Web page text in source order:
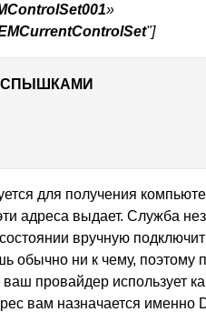
»
"]
для получения
адреса выдает. Служба
вручную
обычно ни к чему, поэтому
провайдер использует
вам назначается именно